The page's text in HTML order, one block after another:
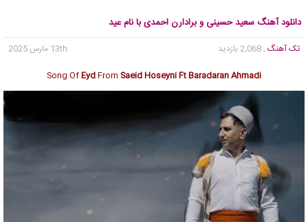
دانلود آهنگ سعید حسینی و برادارن احمدی با نام عید
تک آهنگ , 2,068 بازدید
13th مارس 2025
Song OfEydFrom Saeid Hoseyni Ft Baradaran Ahmadi